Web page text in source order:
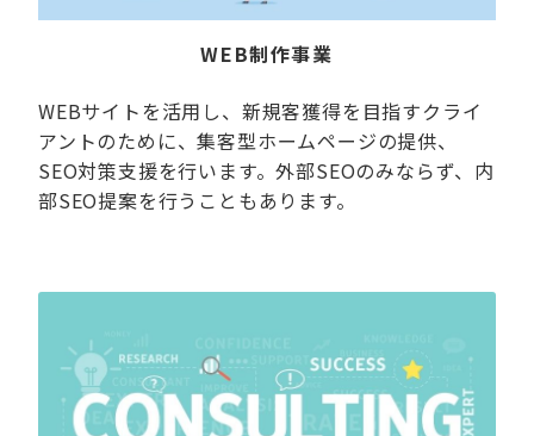
WEB制作事業
WEBサイトを活用し、新規客獲得を目指すクライ
アントのために、集客型ホームページの提供、
SEO対策支援を行います。外部SEOのみならず、内
部SEO提案を行うこともあります。